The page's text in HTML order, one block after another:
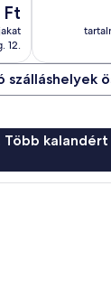
Ft
12.
értékelés
szálláshelyek
Több